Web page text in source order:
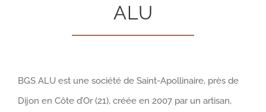
ALU
BGS ALU est une société de Saint-Apollinaire, près de
Dijon en Côte d’Or (21), créée en 2007 par un artisan,